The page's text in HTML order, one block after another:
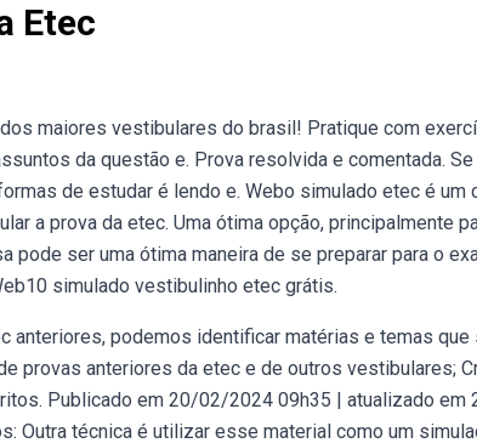
Etec
maiores vestibulares do brasil! Pratique com
da questão e. Prova resolvida e comentada.
de estudar é lendo e. Webo simulado etec é
a prova da etec. Uma ótima opção, principalmente
pode ser uma ótima maneira de se preparar para o
simulado vestibulinho etec grátis.
anteriores, podemos identificar matérias e temas que
provas anteriores da etec e de outros vestibulares;
Publicado em 20/02/2024 09h35 | atualizado
Outra técnica é utilizar esse material como um